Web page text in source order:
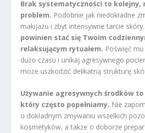
Brak systematyczności to kolejny,
problem. Podobnie jak niedokładne
makijażu i zbyt intensywne tarcie skóry.
powinien stać się Twoim
relaksującym rytuałem. Poświęć
dużo czasu i unikaj agresywnego
może uszkodzić delikatną strukturę
Używanie agresywnych środków to
który często popełniamy. Nie
o dokładnym zmywaniu wszelkich
kosmetyków, a także o doborze